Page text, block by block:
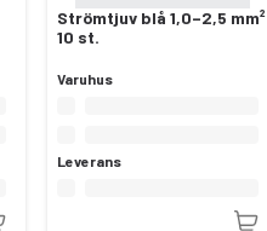
Strömtjuv blå 1,0–2,5 mm²
10 st.
Varuhus
Leverans